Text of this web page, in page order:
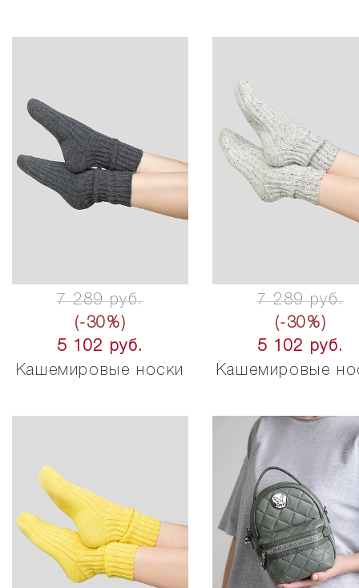
7 289 руб.
(-30%)
5 102 руб.
Кашемировые носки
7 289 руб.
(-30%)
5 102 руб.
Кашемировые